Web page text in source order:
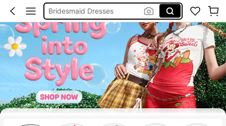
Burkini
Squishies
Schwangerschaft
Shein
Corset Dresses
Cover Up Strand
Bikini